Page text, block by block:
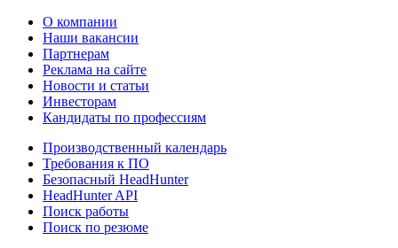
О компании
Наши вакансии
Партнерам
Реклама на сайте
Новости и статьи
Инвесторам
Кандидаты по профессиям
Производственный календарь
Требования к ПО
Безопасный HeadHunter
HeadHunter API
Поиск работы
Поиск по резюме